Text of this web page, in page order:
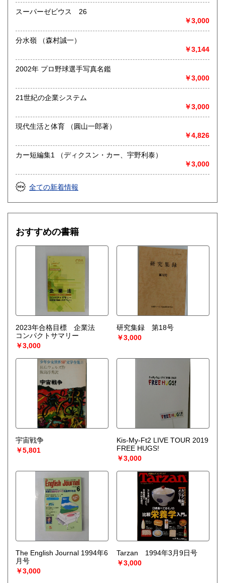
スーパーゼビウス 26
￥3,000
分水嶺 （森村誠一）
￥3,144
2002年 プロ野球選手写真名鑑
￥3,000
21世紀の企業システム
￥3,000
現代生活と体育 （圓山一郎著）
￥4,826
カー短編集1 （ディクスン・カー、宇野利泰）
￥3,000
全ての新着情報
おすすめの書籍
2023年合格目標 企業法
コンパクトサマリー
￥3,000
研究集録 第18号
￥3,000
宇宙戦争
￥5,801
Kis-My-Ft2 LIVE TOUR 2019
FREE HUGS!
￥3,000
The English Journal 1994年6
月号
￥3,000
Tarzan 1994年3月9日号
￥3,000